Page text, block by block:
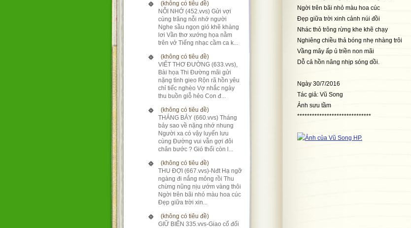
(không có tiêu đề)
NỖI NHỚ (452.vvs) Gửi vợi
cùng trăng nỗi nhớ người
Nghe sầu ngọn gió khẽ khàng
lơi Vần thơ xướng họa nằm
trên vở Tiếng nhạc cầm ca k...
(không có tiêu đề)
VIẾT THƠ ĐƯỜNG (633.vvs),
Bài họa Thi Đường mãi gửi
nặng tình gieo Rộn rã hồn yêu
chỉ tiếc nghèo Vợ nhắc ngày
thu buồn giỗ hẻo Con đ...
(không có tiêu đề)
THÁNG BẢY (660.vvs) Tháng
bảy sao về nặng nhớ nhung
Người xa có vậy luyến lưu
cùng Đường vui vẫn gợi đôi
chân bước ? Gió thổi còn l...
(không có tiêu đề)
THU ĐỢI (667.vvs)-Nđt Hạ ngỡ
ngàng đi nắng mỏng rồi Thu
chừng nũng nịu ướm vàng thôi
Ngời trên bãi nhỏ màu hoa cúc
Đẹp giữa trời xin...
(không có tiêu đề)
GIỮ BIỂN 335.vvs-Giao cổ đối
Ngời trên bãi nhỏ màu hoa cúc
Đẹp giữa trời xinh cảnh núi đồi
Nhác thỏ trông rừng khe khẽ chạy
Nghiêng chiều thả bóng nhẹ nhàng trôi
Vầng mây ấp ủ triền non mãi
Dỗ cả hồn nâng nhịp sóng dồi.
Ngày 30/7/2016
Tác giả: Vũ Song
Ảnh sưu tầm
******************************